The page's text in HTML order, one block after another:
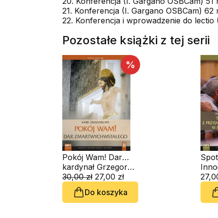
21. Konferencja (I. Gargano OSBCam) 62
22. Konferencja i wprowadzenie do lectio
Pozostałe książki z tej serii
%
Pokój Wam! Dar
Zmartwychwstałego
(CD-audiobook)
kardynał Grzegorz Ryś
30,00 zł 27,00 zł
Do koszyka